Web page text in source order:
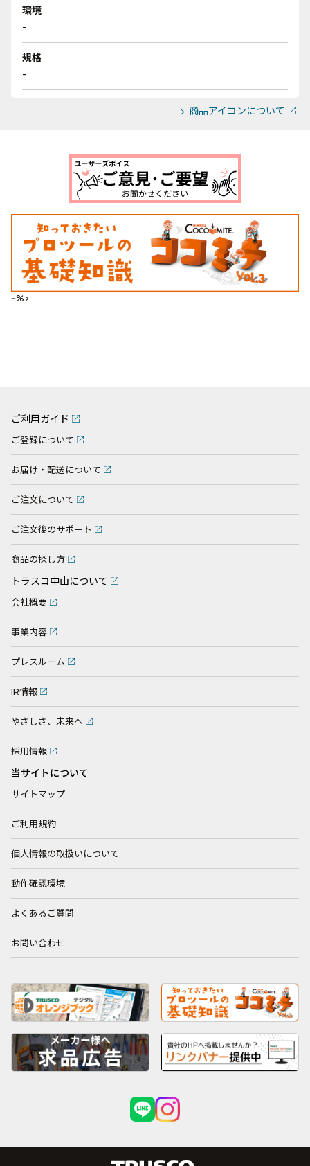
環境
-
規格
-
商品アイコンについて
--%>
ご利用ガイド
ご登録について
お届け・配送について
ご注文について
ご注文後のサポート
商品の探し方
トラスコ中山について
会社概要
事業内容
プレスルーム
IR情報
やさしさ、未来へ
採用情報
当サイトについて
サイトマップ
ご利用規約
個人情報の取扱いについて
動作確認環境
よくあるご質問
お問い合わせ